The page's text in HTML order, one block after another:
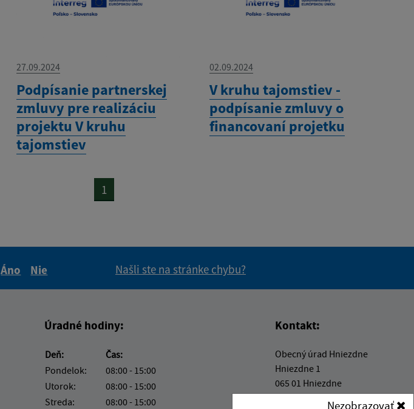
Nezobrazovať
27.09.2024
Podpísanie partnerskej
zmluvy pre realizáciu
projektu V kruhu
tajomstiev
02.09.2024
V kruhu tajomstiev -
podpísanie zmluvy o
financovaní projetku
1
Áno
Nie
Našli ste na stránke chybu?
Úradné hodiny:
Deň:
Čas:
Pondelok:
08:00 - 15:00
Utorok:
08:00 - 15:00
Streda:
08:00 - 15:00
Kontakt:
Obecný úrad Hniezdne
Hniezdne 1
065 01 Hniezdne